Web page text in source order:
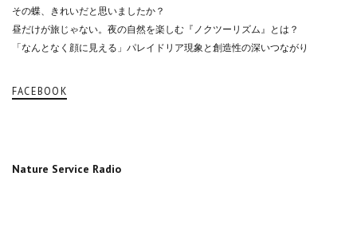
その蝶、きれいだと思いましたか？
昼だけが旅じゃない。夜の自然を楽しむ『ノクツーリズム』とは？
「なんとなく顔に見える」パレイドリア現象と創造性の深いつながり
FACEBOOK
Nature Service Radio